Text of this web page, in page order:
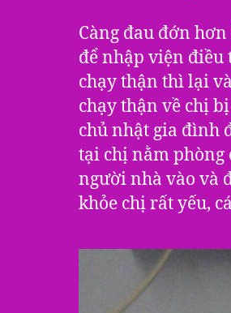
Càng đau đớn
để nhập viện
chạy thận thì lại
chạy thận về chị
chủ nhật gia đình
tại chị nằm phòng
người nhà vào và
khỏe chị rất yếu,